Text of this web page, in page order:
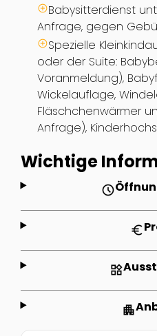
Babysitterdienst
Anfrage, gegen
Spezielle
oder der Suite:
Voranmeldung),
Wickelauflage,
Fläschchenwärmer
Anfrage),
Wichtige
schedule
euro
widgets
apartment